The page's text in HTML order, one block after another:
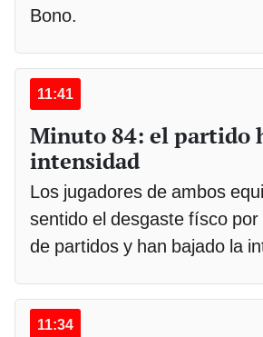
Bono.
11:41
Minuto 84: el partido
intensidad
Los jugadores de ambos
sentido el desgaste físco por
de partidos y han bajado la
11:34